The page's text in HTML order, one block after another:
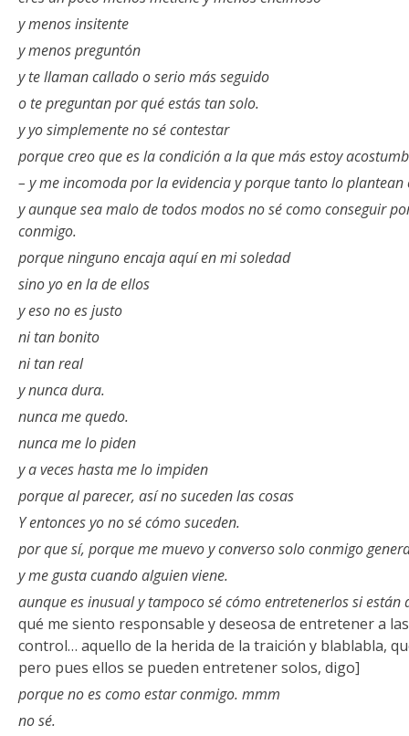
y menos insitente
y menos preguntón
y te llaman callado o serio más seguido
o te preguntan por qué estás tan solo.
y yo simplemente no sé contestar
porque creo que es la condición a la que más estoy
– y me incomoda por la evidencia y porque tanto lo
y aunque sea malo de todos modos no sé como conseguir
conmigo.
porque ninguno encaja aquí en mi soledad
sino yo en la de ellos
y eso no es justo
ni tan bonito
ni tan real
y nunca dura.
nunca me quedo.
nunca me lo piden
y a veces hasta me lo impiden
porque al parecer, así no suceden las cosas
Y entonces yo no sé cómo suceden.
por que sí, porque me muevo y converso solo conmigo
y me gusta cuando alguien viene.
aunque es inusual y tampoco sé cómo entretenerlos si están
qué me siento responsable y deseosa de entretener a
control… aquello de la herida de la traición y blablabla,
pero pues ellos se pueden entretener solos, digo]
porque no es como estar conmigo. mmm
no sé.